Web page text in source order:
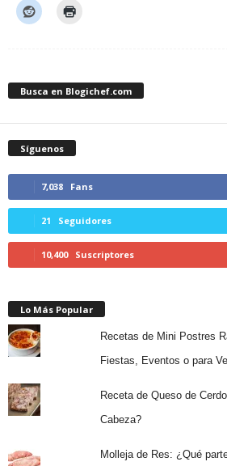
Busca en Blogichef.com
Síguenos
7,038 Fans
21 Seguidores
10,400 Suscriptores
Lo Más Popular
Recetas de Mini Postres
Fiestas, Eventos o para
Receta de Queso de
Cabeza?
Molleja de Res: ¿Qué